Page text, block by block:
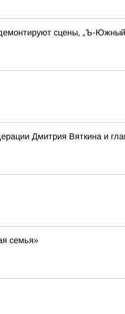
сцены, „Ъ-Южный
Дмитрия Вяткина и
семья»